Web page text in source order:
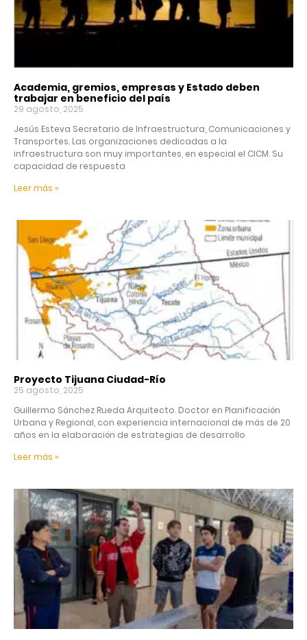
Academia, gremios, empresas y Estado deben
trabajar en beneficio del país
29 agosto, 2025
Jesús Esteva Secretario de Infraestructura, Comunicaciones y
Transportes. Las organizaciones dedicadas a la
infraestructura son muy importantes, en especial el CICM. Su
capacidad de respuesta
Leer más »
Proyecto Tijuana Ciudad-Río
25 agosto, 2025
Guillermo Sánchez Rueda Arquitecto. Doctor en Planificación
Urbana y Regional, con experiencia internacional de más de 20
años en la elaboración de estrategias de desarrollo
Leer más »